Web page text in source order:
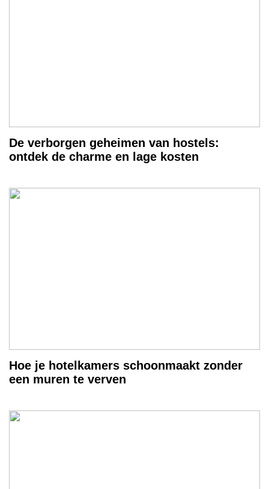
De verborgen geheimen van hostels:
ontdek de charme en lage kosten
Hoe je hotelkamers schoonmaakt zonder
een muren te verven